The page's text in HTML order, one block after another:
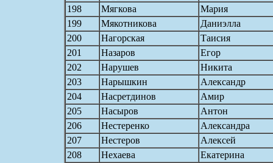
198
Мягкова
Мария
199
Мякотникова
Даниэлла
200
Нагорская
Таисия
201
Назаров
Егор
202
Нарушев
Никита
203
Нарышкин
Александр
204
Насретдинов
Амир
205
Насыров
Антон
206
Нестеренко
Александра
207
Нестеров
Алексей
208
Нехаева
Екатерина